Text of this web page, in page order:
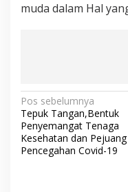
muda dalam Hal
N
a
v
i
Pos sebelumnya
Tepuk Tangan,Bentuk
Penyemangat Tenaga
Kesehatan dan Pejuang
Pencegahan Covid-19